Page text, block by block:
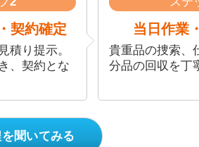
契約確定
積り提示。
、契約とな
当日作業
貴重品の捜索、
分品の回収を丁
聞いてみる